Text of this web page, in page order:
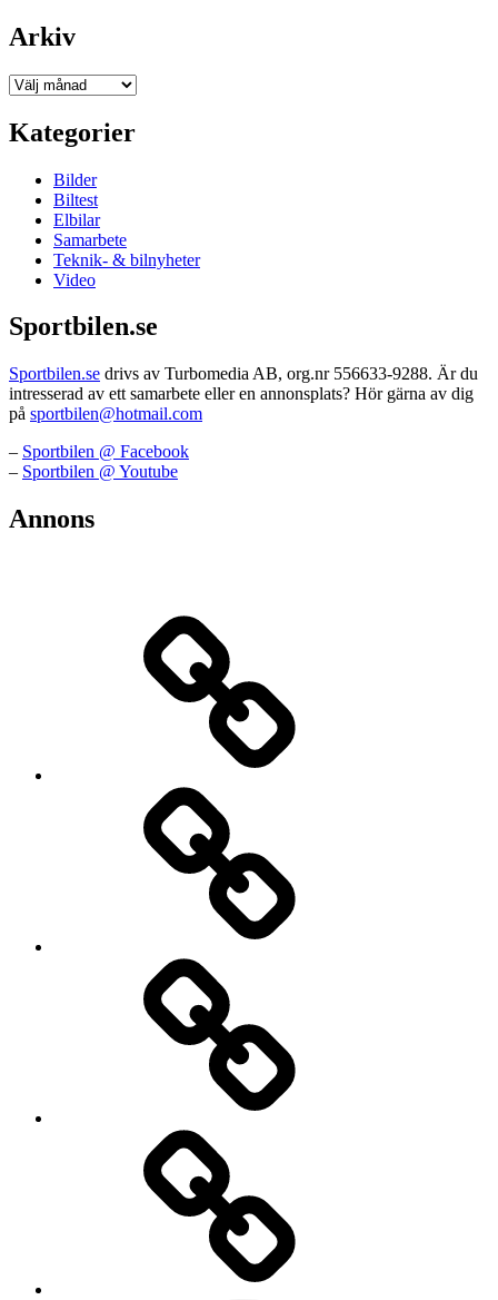
Arkiv
Arkiv
Kategorier
Bilder
Biltest
Elbilar
Samarbete
Teknik- & bilnyheter
Video
Sportbilen.se
Sportbilen.se drivs av Turbomedia AB, org.nr 556633-9288. Är du
intresserad av ett samarbete eller en annonsplats? Hör gärna av dig
på sportbilen@hotmail.com
– Sportbilen @ Facebook
– Sportbilen @ Youtube
Annons